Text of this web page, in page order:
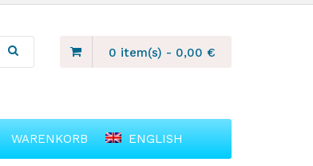
0 item(s) - 0,00 €
WARENKORB ENGLISH